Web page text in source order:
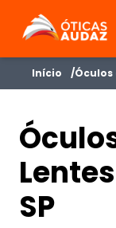
ÓTICAS AUDAZ
Início Óculos
SP